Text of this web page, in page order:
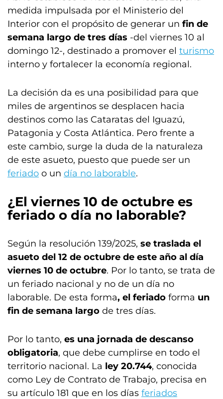
medida impulsada por el Ministerio del
Interior con el propósito de generar un fin de
semana largo de tres días -del viernes 10 al
domingo 12-, destinado a promover el turismo
interno y fortalecer la economía regional.
La decisión da es una posibilidad para que
miles de argentinos se desplacen hacia
destinos como las Cataratas del Iguazú,
Patagonia y Costa Atlántica. Pero frente a
este cambio, surge la duda de la naturaleza
de este asueto, puesto que puede ser un
feriado o un día no laborable.
¿El viernes 10 de octubre es
feriado o día no laborable?
Según la resolución 139/2025, se traslada el
asueto del 12 de octubre de este año al día
viernes 10 de octubre. Por lo tanto, se trata de
un feriado nacional y no de un día no
laborable. De esta forma, el feriado forma un
fin de semana largo de tres días.
Por lo tanto, es una jornada de descanso
obligatoria, que debe cumplirse en todo el
territorio nacional. La ley 20.744, conocida
como Ley de Contrato de Trabajo, precisa en
su artículo 181 que en los días feriados